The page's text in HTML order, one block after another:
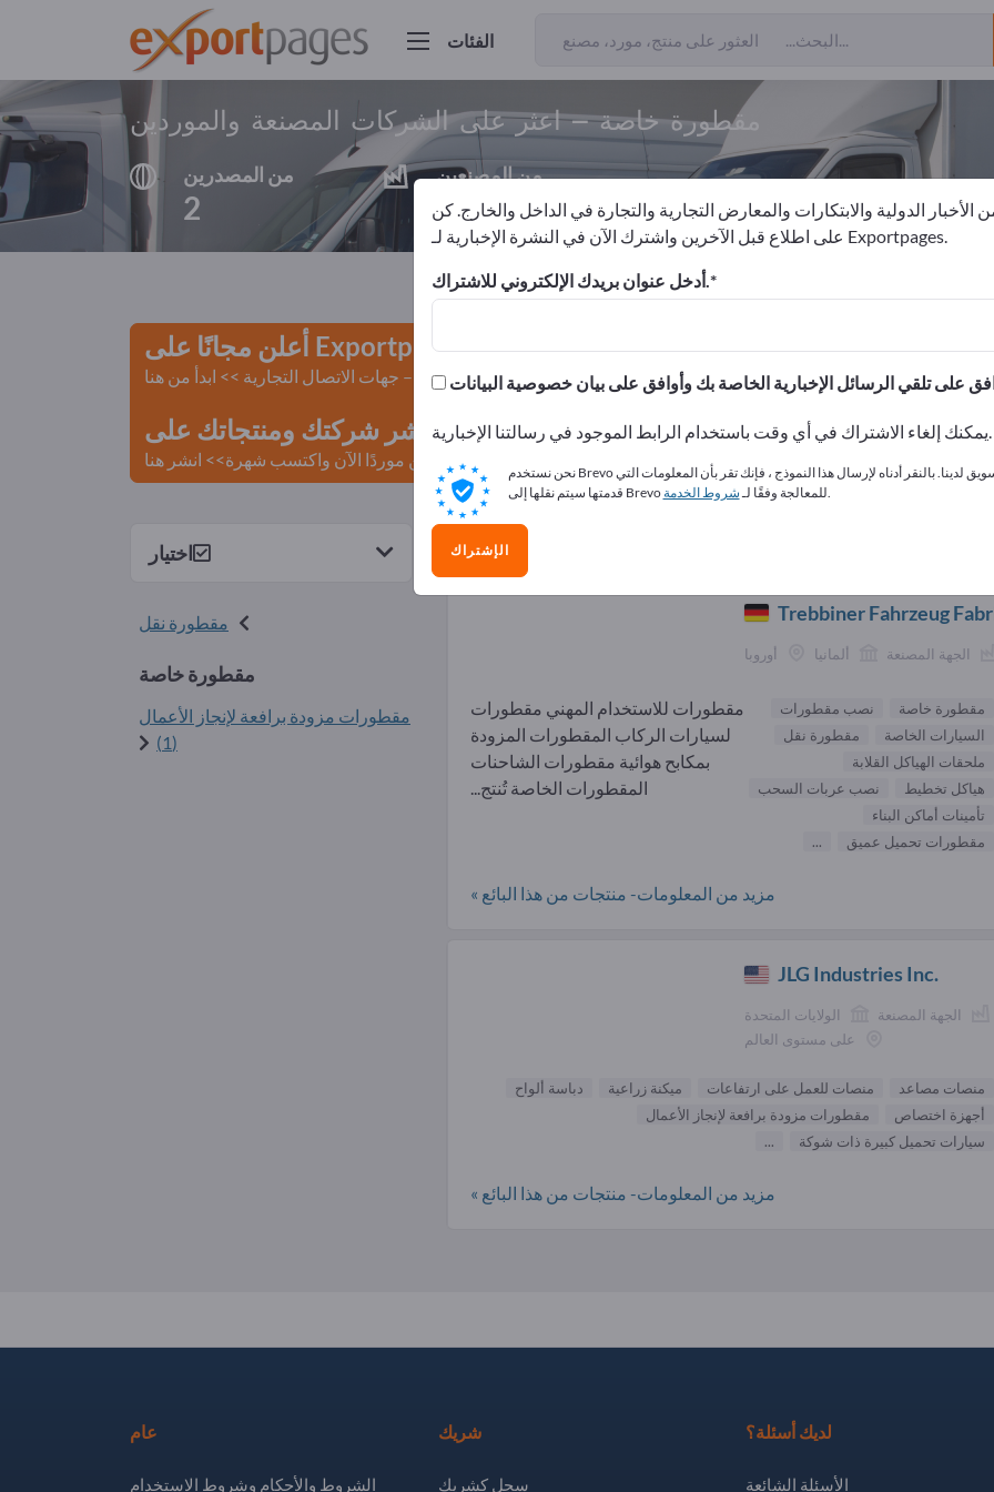
الفئات
مقطورة خاصة – اعثر على الشركات المصنعة والموردين
من المصدرين
2
من المصنعين
2
مقطورة خاصة
أعلن مجانًا على Exportpages!
الاحتياجات – العروض – السلع المستعملة – جهات الاتصال التجارية >> ابدأ من هنا
انشر شركتك ومنتجاتك على Exportpages.
كن موردًا الآن واكتسب شهرة>> انشر هنا
اختيار
مقطورة نقل
مقطورة خاصة
مقطورات مزودة برافعة لإنجاز الأعمال
(1)
الموردون مقطورة خاصة (2)
Trebbiner Fahrzeug
الجهة المصنعة ألمانيا أوروبا
مقطورة خاصة
نصب مقطورات
السيارات الخاصة
مقطورة نقل
ملحقات الهياكل القلابة
هياكل تخطيط
نصب عربات السحب
تأمينات أماكن البناء
مقطورات تحميل عميق
...
مقطورات للاستخدام المهني مقطورات
لسيارات الركاب المقطورات المزودة
بمكابح هوائية مقطورات الشاحنات
المقطورات الخاصة تُنتج...
مزيد من المعلومات- منتجات من هذا البائع »
JLG Industries Inc.
الجهة المصنعة
الولايات المتحدة
على مستوى العالم
منصات مصاعد منصات للعمل على ارتفاعات ميكنة زراعية
دباسة ألواح
أجهزة اختصاص
مقطورات مزودة برافعة لإنجاز الأعمال
سيارات تحميل كبيرة ذات شوكة
...
مزيد من المعلومات- منتجات من هذا البائع »
عام
الشروط والأحكام وشروط الاستخدام
شريك
سجل كشريك
لديك أسئلة؟
الأسئلة الشائعة
الأخبار الدولية والابتكارات والمعارض التجارية والتجارة في الداخل والخارج. كن
على اطلاع قبل الآخرين واشترك الآن في النشرة الإخبارية لـ Exportpages.
أدخل عنوان بريدك الإلكتروني للاشتراك.
يمكنك إلغاء الاشتراك في أي وقت باستخدام الرابط الموجود في رسالتنا الإخبارية.
نحن نستخدم Brevo كمنصة تسويق لدينا. بالنقر أدناه لإرسال هذا النموذج ، فإنك تقر بأن المعلومات التي
قدمتها سيتم نقلها إلى Brevo للمعالجة وفقًا لـشروط الخدمة .
الإشتراك